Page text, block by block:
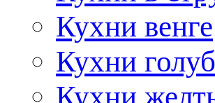
Кухни венге
Кухни
Кухни